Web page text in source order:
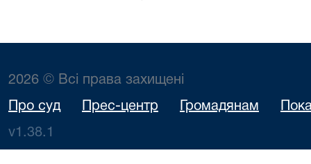
2026 © Всі права захищені
Про суд Прес-центр Громадянам
v1.38.1